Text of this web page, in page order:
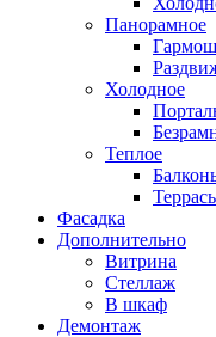
Панорамное
Холодное
Теплое
Фасадка
Дополнительно
Витрина
Стеллаж
В шкаф
Демонтаж